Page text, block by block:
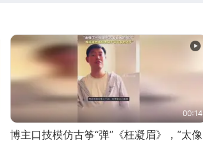
00:14
博主口技模仿古筝“弹”《枉凝眉》，“太像